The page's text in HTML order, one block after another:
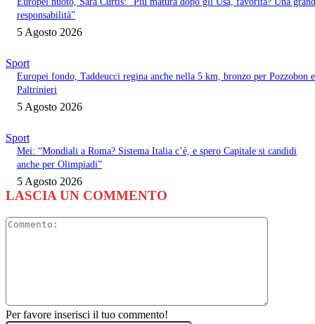
responsabilità”
5 Agosto 2026
Sport
Europei fondo, Taddeucci regina anche nella 5 km, bronzo per Pozzobon e
Paltrinieri
5 Agosto 2026
Sport
Mei: “Mondiali a Roma? Sistema Italia c’è, e spero Capitale si candidi
anche per Olimpiadi”
5 Agosto 2026
LASCIA UN COMMENTO
Per favore inserisci il tuo commento!